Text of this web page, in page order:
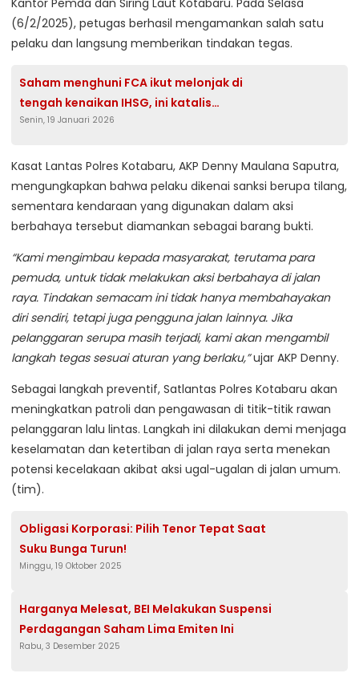
Kantor Pemda dan Siring Laut Kotabaru. Pada Selasa
(6/2/2025), petugas berhasil mengamankan salah satu
pelaku dan langsung memberikan tindakan tegas.
Saham menghuni FCA ikut melonjak di
tengah kenaikan IHSG, ini katalis
pendorongnya
Senin, 19 Januari 2026
Kasat Lantas Polres Kotabaru, AKP Denny Maulana Saputra,
mengungkapkan bahwa pelaku dikenai sanksi berupa tilang,
sementara kendaraan yang digunakan dalam aksi
berbahaya tersebut diamankan sebagai barang bukti.
“Kami mengimbau kepada masyarakat, terutama para
pemuda, untuk tidak melakukan aksi berbahaya di jalan
raya. Tindakan semacam ini tidak hanya membahayakan
diri sendiri, tetapi juga pengguna jalan lainnya. Jika
pelanggaran serupa masih terjadi, kami akan mengambil
langkah tegas sesuai aturan yang berlaku,”ujar AKP Denny.
Sebagai langkah preventif, Satlantas Polres Kotabaru akan
meningkatkan patroli dan pengawasan di titik-titik rawan
pelanggaran lalu lintas. Langkah ini dilakukan demi menjaga
keselamatan dan ketertiban di jalan raya serta menekan
potensi kecelakaan akibat aksi ugal-ugalan di jalan umum.
(tim).
Obligasi Korporasi: Pilih Tenor Tepat Saat
Suku Bunga Turun!
Minggu, 19 Oktober 2025
Harganya Melesat, BEI Melakukan Suspensi
Perdagangan Saham Lima Emiten Ini
Rabu, 3 Desember 2025